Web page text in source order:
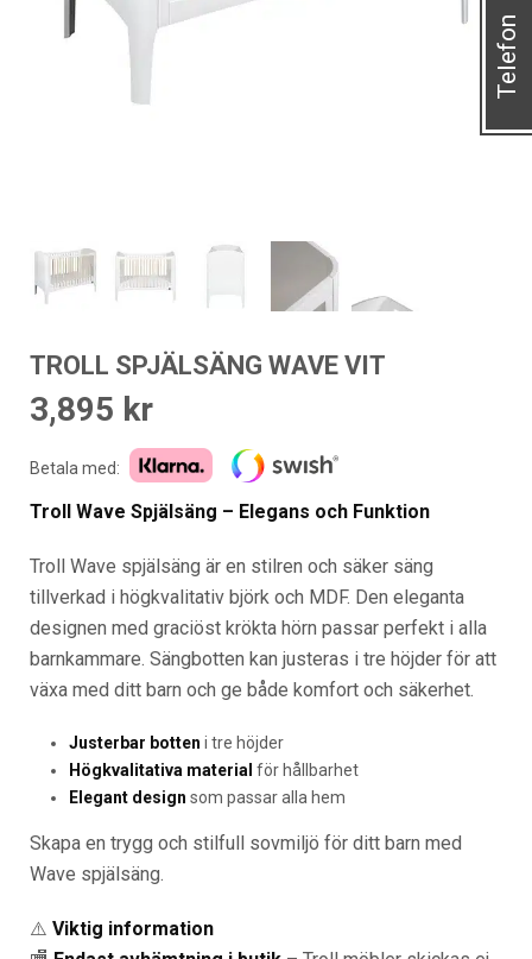
TROLL SPJÄLSÄNG WAVE VIT
3,895 kr
Betala med:
Troll Wave Spjälsäng – Elegans och Funktion
Troll Wave spjälsäng är en stilren och säker säng
tillverkad i högkvalitativ björk och MDF. Den eleganta
designen med graciöst krökta hörn passar perfekt i alla
barnkammare. Sängbotten kan justeras i tre höjder för att
växa med ditt barn och ge både komfort och säkerhet.
Justerbar botten i tre höjder
Högkvalitativa material för hållbarhet
Elegant design som passar alla hem
Skapa en trygg och stilfull sovmiljö för ditt barn med
Wave spjälsäng.
⚠️ Viktig information
Telefon